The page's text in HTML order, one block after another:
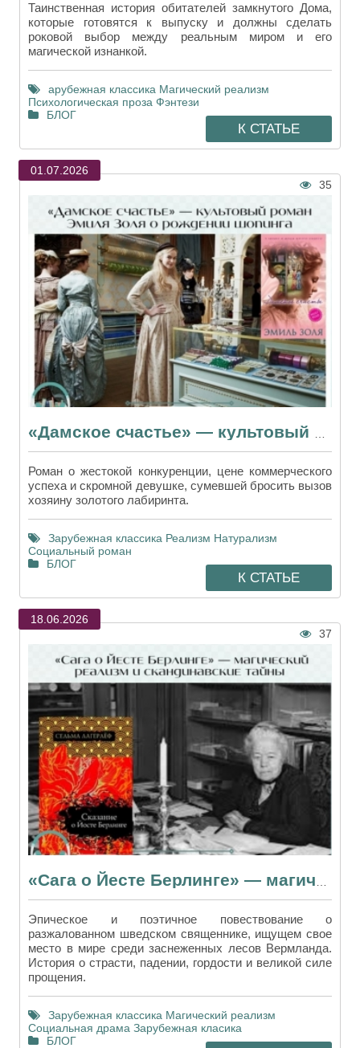
Таинственная история обитателей замкнутого Дома,
которые готовятся к выпуску и должны сделать
роковой выбор между реальным миром и его
магической изнанкой.
арубежная классика Магический реализм
Психологическая проза Фэнтези
БЛОГ
К СТАТЬЕ
01.07.2026
35
Роман о жестокой конкуренции, цене коммерческого
успеха и скромной девушке, сумевшей бросить вызов
хозяину золотого лабиринта.
Зарубежная классика Реализм Натурализм
Социальный роман
БЛОГ
К СТАТЬЕ
18.06.2026
37
«Сага о Йесте Берлинге» — магический реализм и скандинавские тайны
Эпическое и поэтичное повествование о
разжалованном шведском священнике, ищущем свое
место в мире среди заснеженных лесов Вермланда.
История о страсти, падении, гордости и великой силе
прощения.
Зарубежная классика Магический реализм
Социальная драма Зарубежная класика
БЛОГ